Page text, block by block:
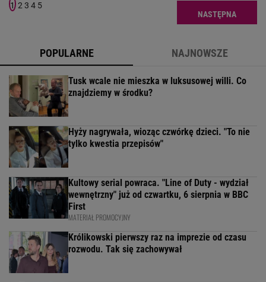
1 2 3 4 5
NASTĘPNA
POPULARNE NAJNOWSZE
Tusk wcale nie mieszka w luksusowej willi. Co
znajdziemy w środku?
Hyży nagrywała, wioząc czwórkę dzieci. "To nie
tylko kwestia przepisów"
Kultowy serial powraca. "Line of Duty - wydział
wewnętrzny" już od czwartku, 6 sierpnia w BBC
First
MATERIAŁ PROMOCYJNY
Królikowski pierwszy raz na imprezie od czasu
rozwodu. Tak się zachowywał